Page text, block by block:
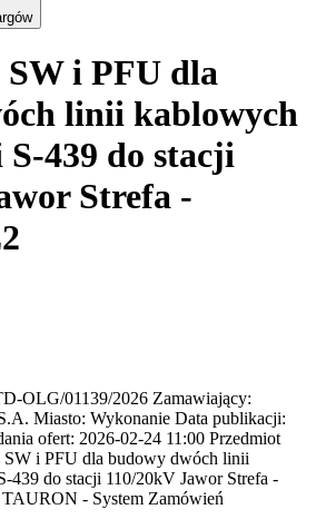
i PFU dla
linii kablowych
439 do stacji
Strefa -
OLG/01139/2026 Zamawiający:
Miasto: Wykonanie Data publikacji:
ofert: 2026-02-24 11:00 Przedmiot
SW i PFU dla budowy dwóch linii
do stacji 110/20kV Jawor Strefa -
- System Zamówień